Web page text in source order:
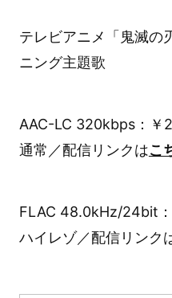
テレビアニメ「鬼滅
ニング主題歌
AAC-LC 320kbps：￥
通常／配信リンクはこ
FLAC 48.0kHz/24bit
ハイレゾ／配信リンク